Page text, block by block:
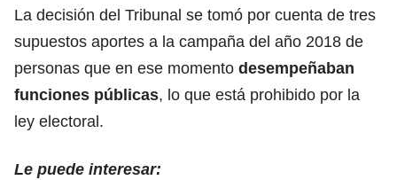
La decisión del Tribunal se tomó por cuenta de tres
supuestos aportes a la campaña del año 2018 de
personas que en ese momento desempeñaban
funciones públicas, lo que está prohibido por la
ley electoral.
Le puede interesar: